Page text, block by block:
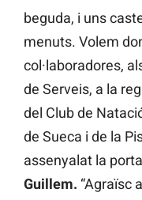
beguda, i uns
menuts. Volem
col·laboradores,
de Serveis, a la
del Club de
de Sueca i de la
assenyalat la
Guillem. “Agraïsc